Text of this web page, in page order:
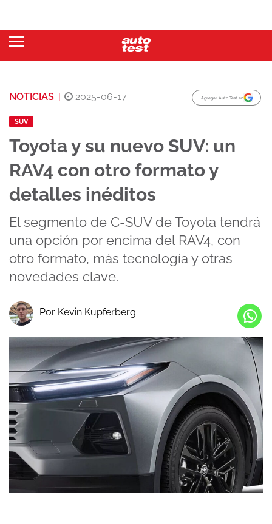
NOTICIAS | 2025-06-17 Agregar Auto Test en
SUV
Toyota y su nuevo SUV: un
RAV4 con otro formato y
detalles inéditos
El segmento de C-SUV de Toyota tendrá
una opción por encima del RAV4, con
otro formato, más tecnología y otras
novedades clave.
Por Kevin Kupferberg